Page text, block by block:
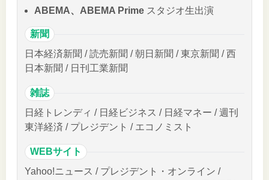
ABEMA、ABEMA Prime スタジオ生出演
新聞
日本経済新聞 / 読売新聞 / 朝日新聞 / 東京新聞 / 西
日本新聞 / 日刊工業新聞
雑誌
日経トレンディ / 日経ビジネス / 日経マネー / 週刊
東洋経済 / プレジデント / エコノミスト
WEBサイト
Yahoo!ニュース / プレジデント・オンライン /